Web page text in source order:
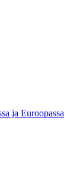
ja Euroopassa